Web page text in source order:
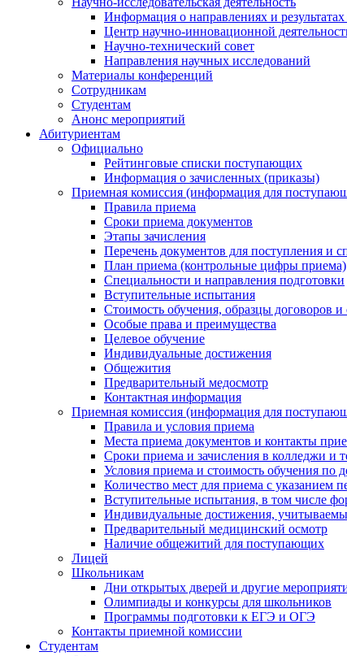
Информация о направлениях и
Центр научно-инновационной
Научно-технический совет
Направления научных исследований
Материалы конференций
Сотрудникам
Студентам
Анонс мероприятий
Абитуриентам
Официально
Рейтинговые списки поступающих
Информация о зачисленных (приказы)
Приемная комиссия (информация для
Правила приема
Сроки приема документов
Этапы зачисления
Перечень документов для поступления и
План приема (контрольные цифры приема)
Специальности и направления подготовки
Вступительные испытания
Стоимость обучения, образцы договоров и
Особые права и преимущества
Целевое обучение
Индивидуальные достижения
Общежития
Предварительный медосмотр
Контактная информация
Приемная комиссия (информация для
Правила и условия приема
Места приема документов и контакты
Сроки приема и зачисления в колледжи и
Условия приема и стоимость обучения по
Количество мест для приема с указанием
Вступительные испытания, в том числе
Индивидуальные достижения,
Предварительный медицинский осмотр
Наличие общежитий для поступающих
Лицей
Школьникам
Дни открытых дверей и другие
Олимпиады и конкурсы для школьников
Программы подготовки к ЕГЭ и ОГЭ
Контакты приемной комиссии
Студентам